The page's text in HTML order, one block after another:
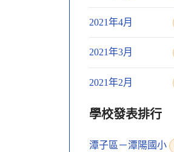
2021年4月
2021年3月
2021年2月
學校發表排行
潭子區－潭陽國小